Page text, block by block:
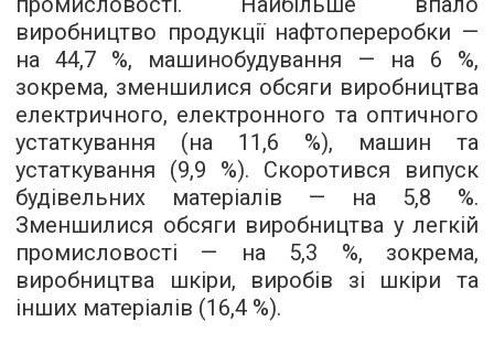
виробництво продукції нафтопереробки —
на 44,7 %, машинобудування — на 6 %,
зокрема, зменшилися обсяги виробництва
електричного, електронного та оптичного
устаткування (на 11,6 %), машин та
устаткування (9,9 %). Скоротився випуск
будівельних матеріалів — на 5,8 %.
Зменшилися обсяги виробництва у легкій
промисловості — на 5,3 %, зокрема,
виробництва шкіри, виробів зі шкіри та
інших матеріалів (16,4 %).